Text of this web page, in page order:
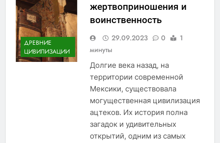
ДРЕВНИЕ
ЦИВИЛИЗАЦИИ
жертвоприношения и
воинственность
29.09.2023 0
1
минуты
Долгие века назад, на
территории современной
Мексики, существовала
могущественная цивилизация
ацтеков. Их история полна
загадок и удивительных
открытий, одним из самых